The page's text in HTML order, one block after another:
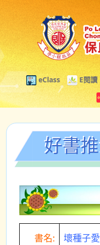
eClass E閱讀
好書
書名: 壞種子